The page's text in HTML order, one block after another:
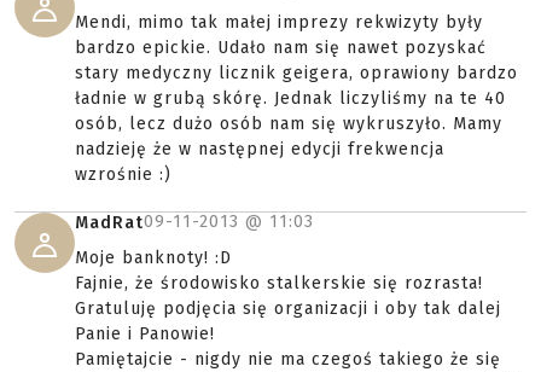
Mendi, mimo tak małej imprezy rekwizyty były
bardzo epickie. Udało nam się nawet pozyskać
stary medyczny licznik geigera, oprawiony bardzo
ładnie w grubą skórę. Jednak liczyliśmy na te 40
osób, lecz dużo osób nam się wykruszyło. Mamy
nadzieję że w następnej edycji frekwencja
wzrośnie :)
MadRat09-11-2013 @ 11:03
Moje banknoty! :D
Fajnie, że środowisko stalkerskie się rozrasta!
Gratuluję podjęcia się organizacji i oby tak dalej
Panie i Panowie!
Pamiętajcie - nigdy nie ma czegoś takiego że się